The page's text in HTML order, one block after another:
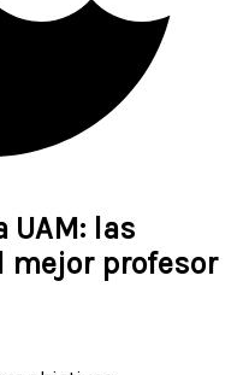
UAM: las
mejor profesor